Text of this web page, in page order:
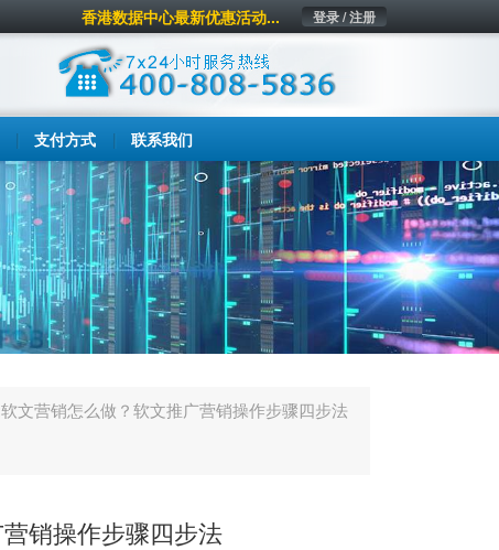
登录 / 注册
香港数据中心最新优惠活动...
支付方式 联系我们
文营销怎么做？软文推广营销操作步骤四步法
销操作步骤四步法